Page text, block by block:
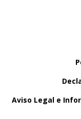
Aviso Legal e